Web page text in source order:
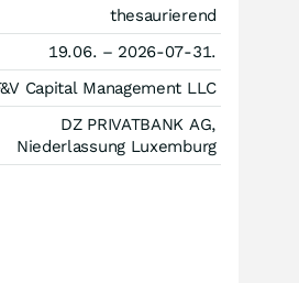
thesaurierend
19.06. – 2026-07-31.
Capital Management LLC
DZ PRIVATBANK AG,
Niederlassung Luxemburg